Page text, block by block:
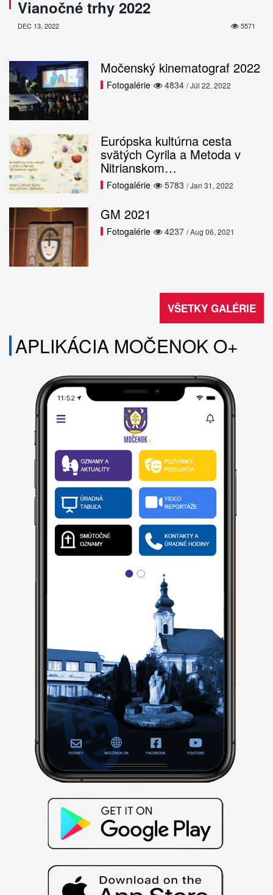
Vianočné trhy 2022
5571
DEC 13, 2022
Močenský kinematograf 2022
4834
Fotogalérie / Júl 22, 2022
Európska kultúrna cesta
svätých Cyrila a Metoda v
Nitrianskom…
5783
Fotogalérie / Jan 31, 2022
GM 2021
4237
Fotogalérie / Aug 06, 2021
VŠETKY GALÉRIE
APLIKÁCIA MOČENOK O+